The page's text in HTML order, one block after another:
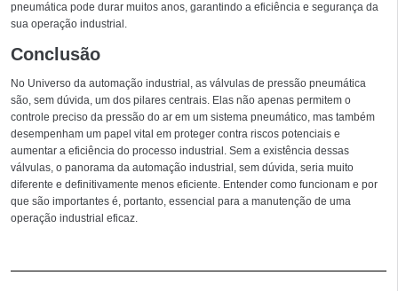
pneumática pode durar muitos anos, garantindo a eficiência e segurança da
sua operação industrial.
Conclusão
No Universo da automação industrial, as válvulas de pressão pneumática
são, sem dúvida, um dos pilares centrais. Elas não apenas permitem o
controle preciso da pressão do ar em um sistema pneumático, mas também
desempenham um papel vital em proteger contra riscos potenciais e
aumentar a eficiência do processo industrial. Sem a existência dessas
válvulas, o panorama da automação industrial, sem dúvida, seria muito
diferente e definitivamente menos eficiente. Entender como funcionam e por
que são importantes é, portanto, essencial para a manutenção de uma
operação industrial eficaz.